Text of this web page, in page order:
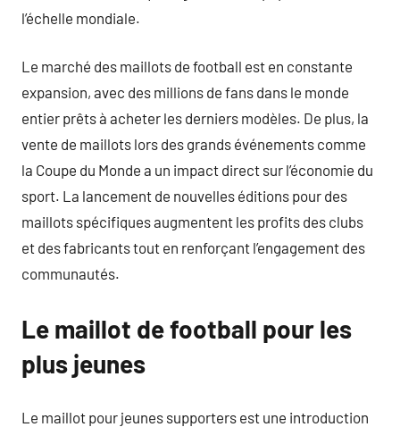
l’échelle mondiale.
Le marché des maillots de football est en constante
expansion, avec des millions de fans dans le monde
entier prêts à acheter les derniers modèles. De plus, la
vente de maillots lors des grands événements comme
la Coupe du Monde a un impact direct sur l’économie du
sport. La lancement de nouvelles éditions pour des
maillots spécifiques augmentent les profits des clubs
et des fabricants tout en renforçant l’engagement des
communautés.
Le maillot de football pour les
plus jeunes
Le maillot pour jeunes supporters est une introduction